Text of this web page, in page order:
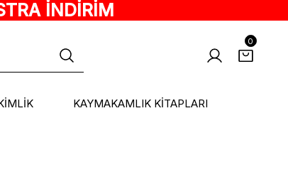
İNDİRİM
0
KAYMAKAMLIK KİTAPLARI